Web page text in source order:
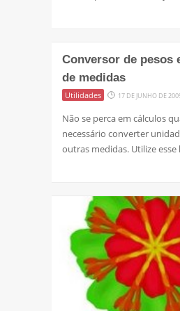
Conversor de pesos
de medidas
Utilidades 17 DE JUNHO DE
Não se perca em cálculos
necessário converter
outras medidas. Utilize esse